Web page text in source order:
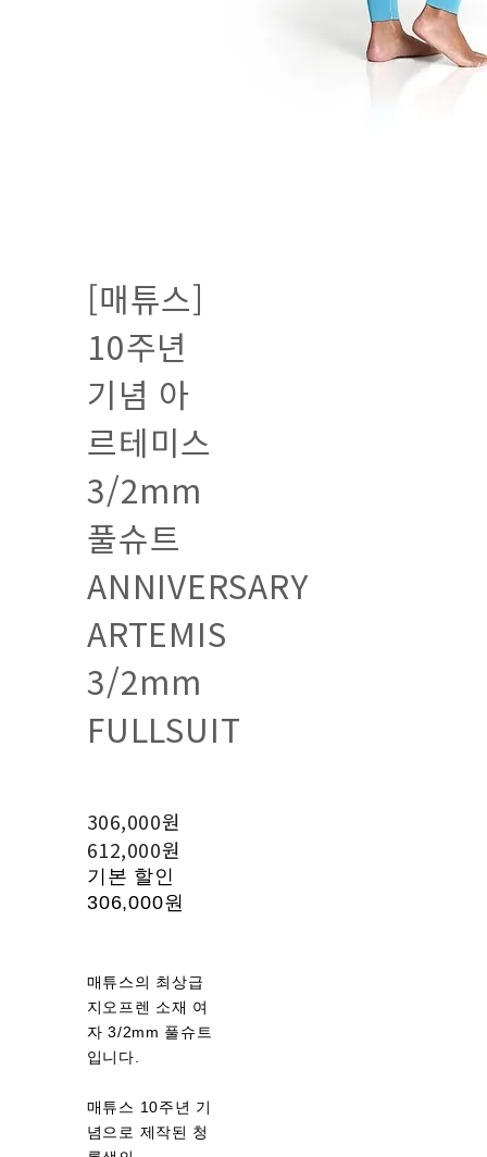
[매튜스]
10주년
기념 아
르테미스
3/2mm
풀슈트
ANNIVERSARY
ARTEMIS
3/2mm
FULLSUIT
306,000원
612,000원
기본 할인
306,000원
매튜스의 최상급
지오프렌 소재 여
자 3/2mm 풀슈트
입니다.
매튜스 10주년 기
념으로 제작된 청